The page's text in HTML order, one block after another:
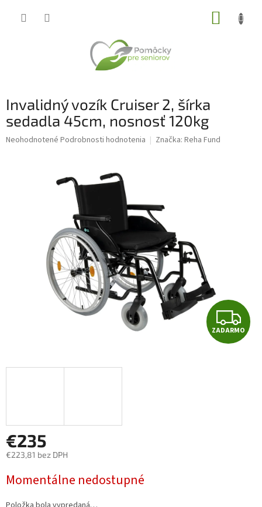
Invalidný vozík Cruiser 2, šírka
sedadla 45cm, nosnosť 120kg
Priemerné
Neohodnotené Podrobnosti hodnotenia Značka: Reha Fund
Z
A
ZADARMO
€235
€223,81 bez DPH
cena:
Momentálne nedostupné